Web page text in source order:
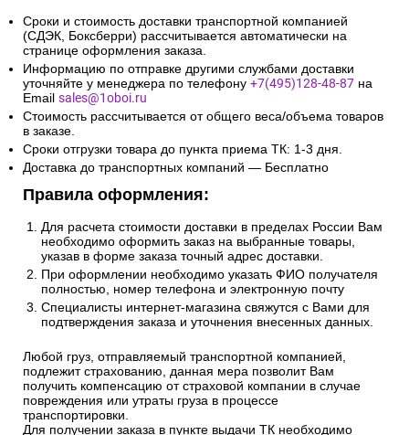
Сроки и стоимость доставки транспортной компанией
(СДЭК, Боксберри) рассчитывается автоматически на
странице оформления заказа.
Информацию по отправке другими службами доставки
уточняйте у менеджера по телефону +7(495)128-48-87 на
Email sales@1oboi.ru
Стоимость рассчитывается от общего веса/объема товаров
в заказе.
Сроки отгрузки товара до пункта приема ТК: 1-3 дня.
Доставка до транспортных компаний — Бесплатно
Правила оформления:
Для расчета стоимости доставки в пределах России Вам
необходимо оформить заказ на выбранные товары,
указав в форме заказа точный адрес доставки.
При оформлении необходимо указать ФИО получателя
полностью, номер телефона и электронную почту
Специалисты интернет-магазина свяжутся с Вами для
подтверждения заказа и уточнения внесенных данных.
Любой груз, отправляемый транспортной компанией,
подлежит страхованию, данная мера позволит Вам
получить компенсацию от страховой компании в случае
повреждения или утраты груза в процессе
транспортировки.
Для получении заказа в пункте выдачи ТК необходимо